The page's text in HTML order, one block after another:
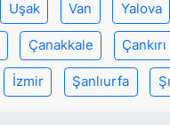
Uşak Van Yalova
Çanakkale Çankırı
İzmir Şanlıurfa